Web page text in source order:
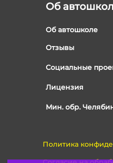
Об
Об автошколе
Отзывы
Социальные
Лицензия
Мин. обр.
Политика